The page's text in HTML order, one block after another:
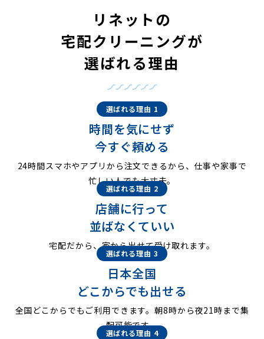
リネットの
宅配クリーニングが
選ばれる理由
選ばれる理由 1
時間を気にせず
今すぐ頼める
24時間スマホやアプリから注文できるから、仕事や家事で
忙しい人でも大丈夫。
選ばれる理由 2
店舗に行って
並ばなくていい
宅配だから、家から出せて受け取れます。
選ばれる理由 3
日本全国
どこからでも出せる
全国どこからでもご利用できます。朝8時から夜21時まで集
配可能です。
選ばれる理由 4